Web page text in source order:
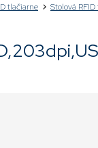
tlačiarne Stolová RFID